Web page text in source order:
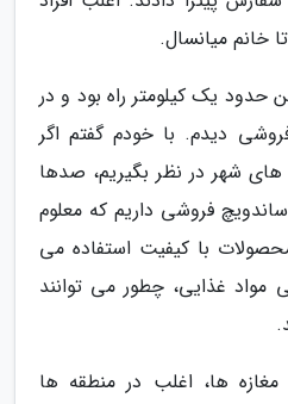
خانم میانسال.
یک کیلومتر راه بود و در
من 5 اغذیه فروشی دیدم. با خودم گفتم اگر
های شهر در نظر بگیریم، صدها
فروشی داریم که معلوم
با کیفیت استفاده می
مواد غذایی، چطور می توانند
مغازه ها، اغلب در منطقه ها